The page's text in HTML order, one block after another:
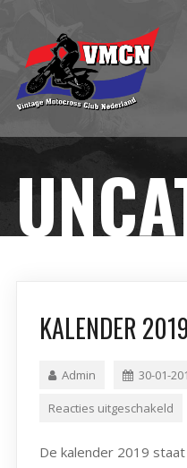
KALENDER 2019
Admin 30-01-
Reacties uitgeschakeld
De kalender 2019